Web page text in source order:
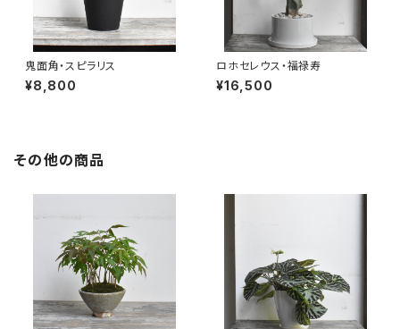
鬼面角・スピラリス
¥8,800
ロホセレウス・福禄寿
¥16,500
その他の商品